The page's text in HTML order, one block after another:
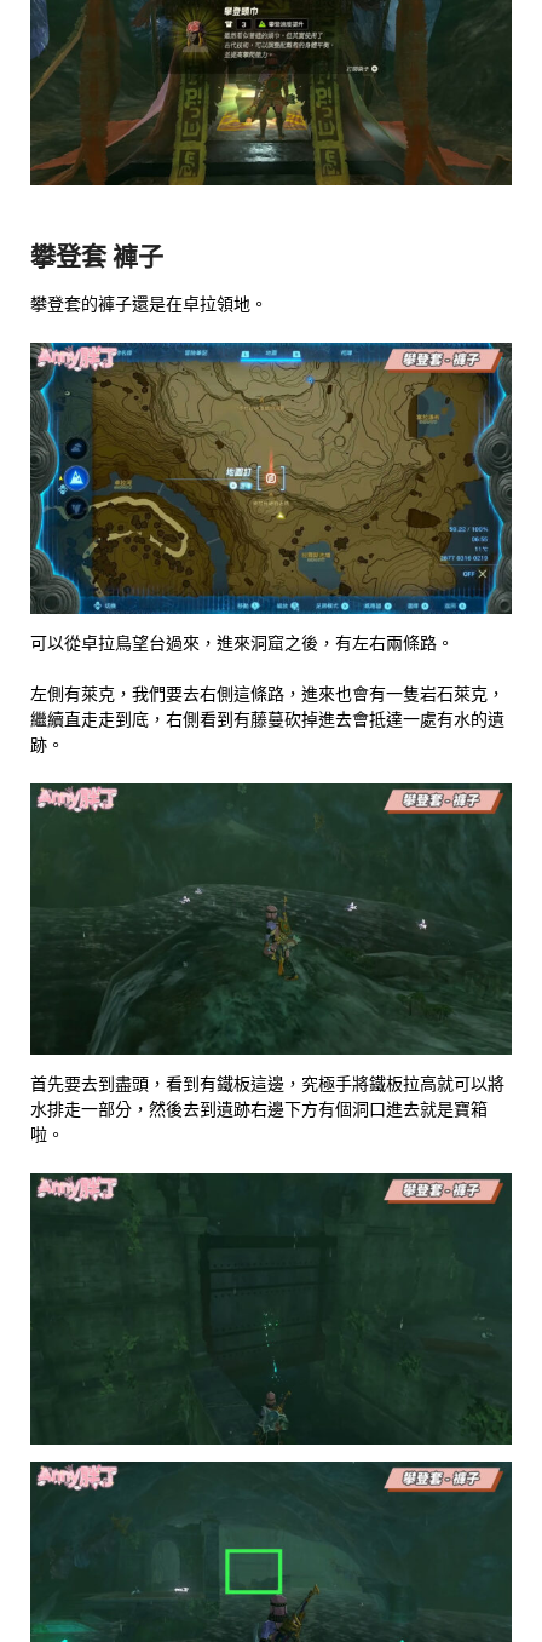
攀登套 褲子
攀登套的褲子還是在卓拉領地。
可以從卓拉鳥望台過來，進來洞窟之後，有左右兩條路。
左側有萊克，我們要去右側這條路，進來也會有一隻岩石萊克，
繼續直走走到底，右側看到有藤蔓砍掉進去會抵達一處有水的遺
跡。
首先要去到盡頭，看到有鐵板這邊，究極手將鐵板拉高就可以將
水排走一部分，然後去到遺跡右邊下方有個洞口進去就是寶箱
啦。